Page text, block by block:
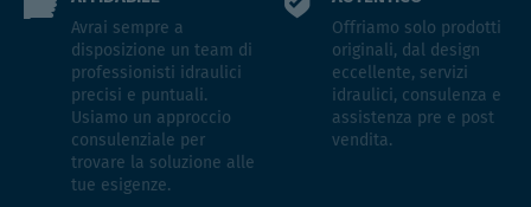
Avrai sempre a
disposizione un team di
professionisti idraulici
precisi e puntuali.
Usiamo un approccio
consulenziale per
trovare la soluzione alle
tue esigenze.
Offriamo solo prodotti
originali, dal design
eccellente, servizi
idraulici, consulenza e
assistenza pre e post
vendita.